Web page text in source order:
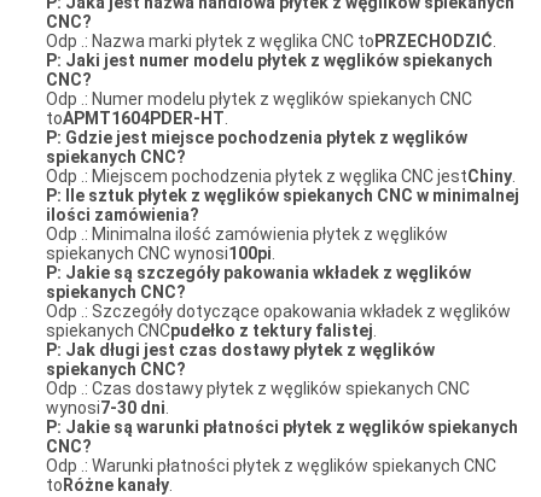
CNC?
Odp .: Nazwa marki płytek z węglika CNC to PRZECHODZIĆ.
P: Jaki jest numer modelu płytek z węglików spiekanych
CNC?
Odp .: Numer modelu płytek z węglików spiekanych CNC
toAPMT1604PDER-HT.
P: Gdzie jest miejsce pochodzenia płytek z węglików
spiekanych CNC?
Odp .: Miejscem pochodzenia płytek z węglika CNC jestChiny.
P: Ile sztuk płytek z węglików spiekanych CNC w minimalnej
ilości zamówienia?
Odp .: Minimalna ilość zamówienia płytek z węglików
spiekanych CNC wynosi100pi.
P: Jakie są szczegóły pakowania wkładek z węglików
spiekanych CNC?
Odp .: Szczegóły dotyczące opakowania wkładek z węglików
spiekanych CNCpudełko z tektury falistej.
P: Jak długi jest czas dostawy płytek z węglików
spiekanych CNC?
Odp .: Czas dostawy płytek z węglików spiekanych CNC
wynosi7-30 dni.
P: Jakie są warunki płatności płytek z węglików spiekanych
CNC?
Odp .: Warunki płatności płytek z węglików spiekanych CNC
to Różne kanały.